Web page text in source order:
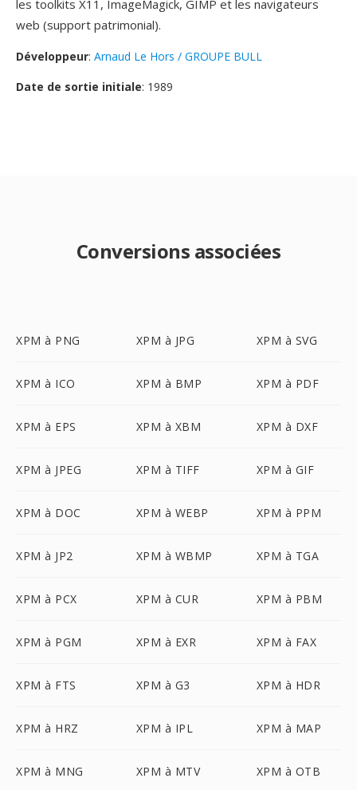
les toolkits X11, ImageMagick, GIMP et les navigateurs
web (support patrimonial).
Développeur: Arnaud Le Hors / GROUPE BULL
Date de sortie initiale: 1989
Conversions associées
XPM à PNG XPM à JPG XPM à SVG
XPM à ICO XPM à BMP XPM à PDF
XPM à EPS XPM à XBM XPM à DXF
XPM à JPEG XPM à TIFF XPM à GIF
XPM à DOC XPM à WEBP XPM à PPM
XPM à JP2 XPM à WBMP XPM à TGA
XPM à PCX XPM à CUR XPM à PBM
XPM à PGM XPM à EXR XPM à FAX
XPM à FTS XPM à G3 XPM à HDR
XPM à HRZ XPM à IPL XPM à MAP
XPM à MNG XPM à MTV XPM à OTB